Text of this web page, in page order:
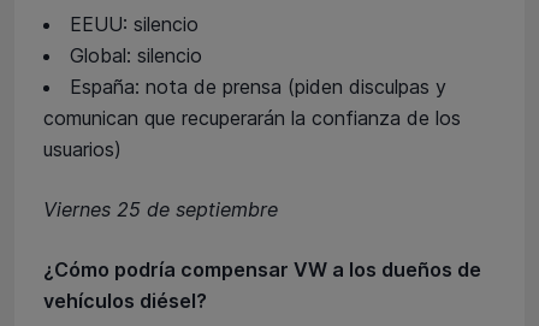
EEUU: silencio
Global: silencio
España: nota de prensa (piden disculpas y
comunican que recuperarán la confianza de los
usuarios)
Viernes 25 de septiembre
¿Cómo podría compensar VW a los dueños de
vehículos diésel?